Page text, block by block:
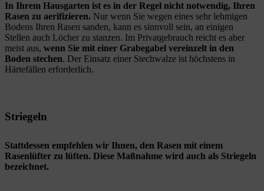
In Ihrem Hausgarten ist es in der Regel nicht notwendig, Ihren
Rasen zu aerifizieren. Nur wenn Sie wegen eines sehr lehmigen
Bodens Ihren Rasen sanden, kann es sinnvoll sein, an einigen
Stellen auch Löcher zu stanzen. Im Privatgebrauch reicht es aber
meist aus, wenn Sie mit einer Grabegabel vereinzelt in den
Boden stechen. Der Einsatz einer Stechwalze ist höchstens in
Härtefällen erforderlich.
Striegeln
Stattdessen empfehlen wir Ihnen, den Rasen mit einem
Rasenlüfter zu lüften. Diese Maßnahme wird auch als Striegeln
bezeichnet.